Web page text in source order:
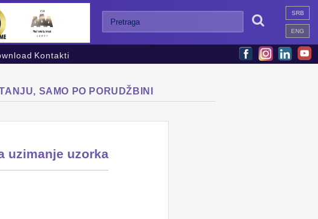
Kontakti
SRB
ENG

SAMO PO PORUDŽBINI
uzimanje uzorka